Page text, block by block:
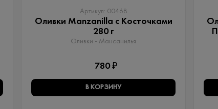
Артикул: 00468
Оливки Manzanilla с Косточками
280 г
Оливки - Мансанилья
780 ₽
В КОРЗИНУ